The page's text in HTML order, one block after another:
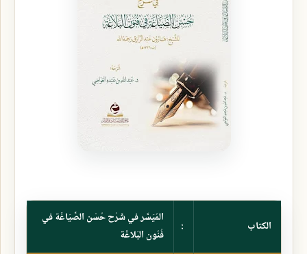
الكتاب :
المُيَسَّر في شَرْح حُسْن الصِّيَاغَة في
فُنُون البَلاغَة